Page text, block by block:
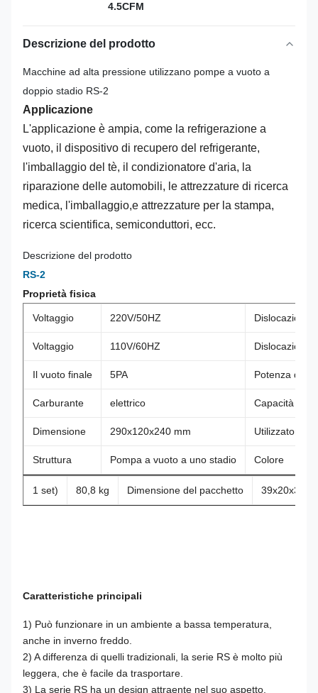
4.5CFM
Descrizione del prodotto
Macchine ad alta pressione utilizzano pompe a vuoto a
doppio stadio RS-2
Applicazione
L'applicazione è ampia, come la refrigerazione a
vuoto, il dispositivo di recupero del refrigerante,
l'imballaggio del tè, il condizionatore d'aria, la
riparazione delle automobili, le attrezzature di ricerca
medica, l'imballaggio,e attrezzature per la stampa,
ricerca scientifica, semiconduttori, ecc.
Descrizione del prodotto
RS-2
Proprietà fisica
Voltaggio 220V/50HZ Dislocazione
Voltaggio 110V/60HZ Dislocazione
Il vuoto finale 5PA Potenza del
Carburante elettrico Capacità
Dimensione 290x120x240 mm Utilizzatori
Struttura Pompa a vuoto a uno stadio Colore
1 set) 80,8 kg Dimensione del pacchetto 39x20x33cm
Caratteristiche principali
1) Può funzionare in un ambiente a bassa temperatura,
anche in inverno freddo.
2) A differenza di quelli tradizionali, la serie RS è molto più
leggera, che è facile da trasportare.
3) La serie RS ha un design attraente nel suo aspetto,